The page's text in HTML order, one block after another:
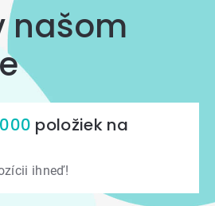
našom
položiek na
ihneď!